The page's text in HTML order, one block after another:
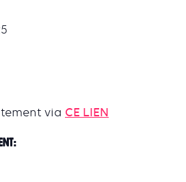
via CE LIEN